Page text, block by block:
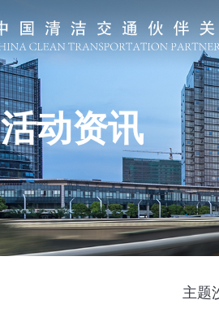
活动资讯
主题